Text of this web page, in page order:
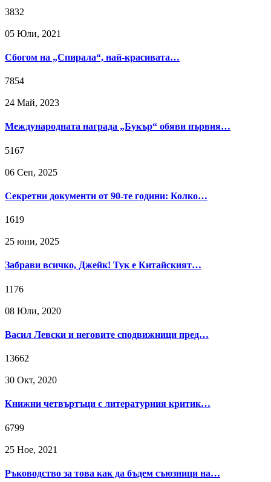
3832
05 Юли, 2021
Сбогом на „Спирала“, най-красивата…
7854
24 Май, 2023
Международната награда „Букър“ обяви първия…
5167
06 Сeп, 2025
Секретни документи от 90-те години: Колко…
1619
25 юни, 2025
Забрави всичко, Джейк! Тук е Китайският…
1176
08 Юли, 2020
Васил Левски и неговите сподвижници пред…
13662
30 Окт, 2020
Книжни четвъртъци с литературния критик…
6799
25 Ное, 2021
Ръководство за това как да бъдем съюзници на…